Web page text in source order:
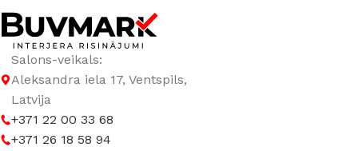
Salons-veikals:
Aleksandra iela 17, Ventspils,
Latvija
+371 22 00 33 68
+371 26 18 58 94